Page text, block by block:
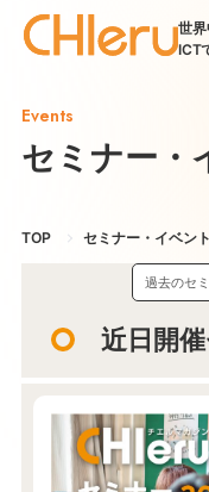
世
ICT
Events
セミナー・
TOP セミナー・イベント
近日開